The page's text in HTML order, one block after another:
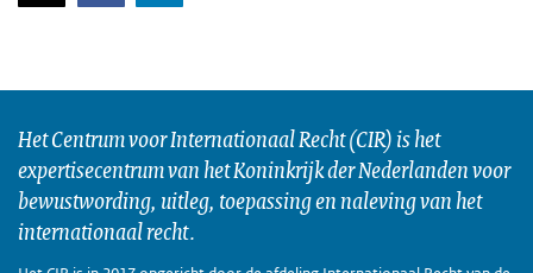
Het Centrum voor Internationaal Recht (CIR) is het
expertisecentrum van het Koninkrijk der Nederlanden voor
bewustwording, uitleg, toepassing en naleving van het
internationaal recht.